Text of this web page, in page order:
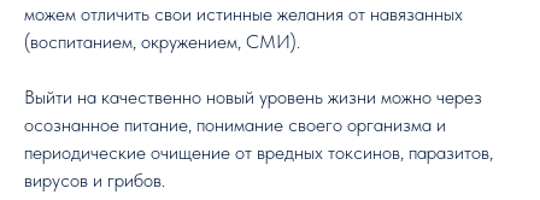
можем отличить свои истинные желания от навязанных
(воспитанием, окружением, СМИ).
Выйти на качественно новый уровень жизни можно через
осознанное питание, понимание своего организма и
периодические очищение от вредных токсинов, паразитов,
вирусов и грибов.